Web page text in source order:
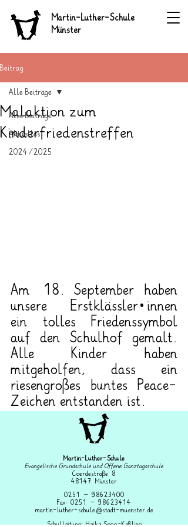
Martin-Luther-Schule
Münster
Beitrag
Alle Beiträge
Aktuelles
2024/2025
Alle Beiträge
Malaktion zum
Kinderfriedenstreffen
Am 18. September haben
unsere Erstklässler*innen
ein tolles Friedenssymbol
auf den Schulhof gemalt.
Alle Kinder haben
mitgeholfen, dass ein
riesengroßes buntes Peace-
Zeichen entstanden ist.
Martin-Luther-Schule
Evangelische Grundschule und Offene Ganztagsschule
Coerdestraße 8
48147 Münster
0251 – 98623400
Fax: 0251 – 98623414
martin-luther-schule@stadt-muenster.de
Schulleitung: Heike Spoo-Keßling